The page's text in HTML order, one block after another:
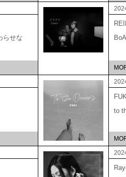
らせな
to